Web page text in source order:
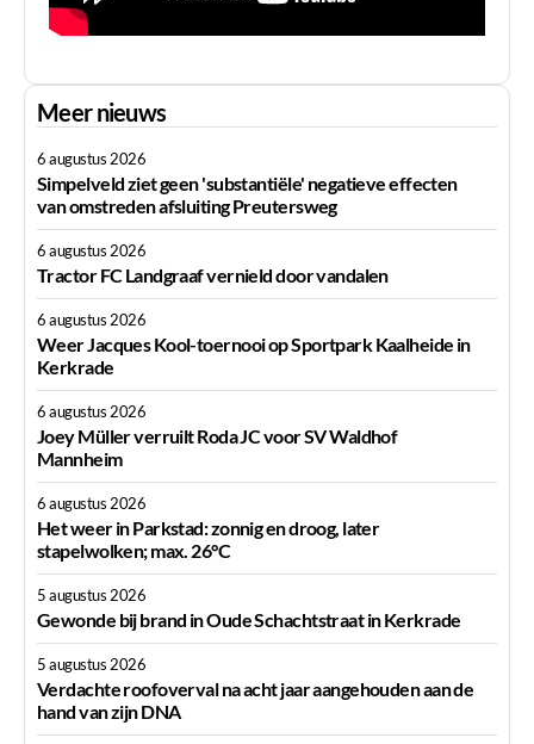
Meer nieuws
6 augustus 2026
Simpelveld ziet geen 'substantiële' negatieve effecten
van omstreden afsluiting Preutersweg
6 augustus 2026
Tractor FC Landgraaf vernield door vandalen
6 augustus 2026
Weer Jacques Kool-toernooi op Sportpark Kaalheide in
Kerkrade
6 augustus 2026
Joey Müller verruilt Roda JC voor SV Waldhof
Mannheim
6 augustus 2026
Het weer in Parkstad: zonnig en droog, later
stapelwolken; max. 26°C
5 augustus 2026
Gewonde bij brand in Oude Schachtstraat in Kerkrade
5 augustus 2026
Verdachte roofoverval na acht jaar aangehouden aan de
hand van zijn DNA